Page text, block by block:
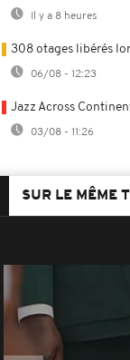
Il y a 8 heures
308 otages libérés
06/08 - 12:23
Jazz Across
03/08 - 11:26
SUR LE MÊME